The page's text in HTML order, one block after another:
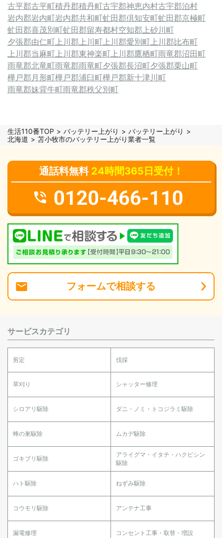
古平郡古平町積丹郡積丹町古宇郡神恵内村古宇郡泊村
岩内郡岩内町岩内郡共和町虻田郡倶知安町虻田郡京極町
虻田郡喜茂別町虻田郡留寿都村空知郡上砂川町
夕張郡由仁町 上川郡上川町 上川郡愛別町 上川郡比布町
上川郡当麻町 上川郡東神楽町 上川郡鷹栖町雨竜郡沼田町
雨竜郡北竜町雨竜郡雨竜町夕張郡長沼町夕張郡栗山町
樺戸郡月形町樺戸郡浦臼町樺戸郡新十津川町
雨竜郡妹背牛町雨竜郡秩父別町
生活110番TOP バッテリー上がり
バッテリー上がり
北海道
苫小牧市のバッテリー上がり業者一覧
通話料無料 24時間365日受付！
0120-466-110
フォームで相談する
サービスカテゴリ
剪定 伐採
草刈り シャッター修理
シロアリ駆除 ダニ・ノミ・トコジラミ駆除
蜂の巣駆除 ムカデ駆除
ゴキブリ駆除
アライグマ・イタチ・ハクビシン
駆除
ハト駆除 ねずみ駆除
コウモリ駆除 アンテナ工事
漏電修理 コンセント工事・取替・増設